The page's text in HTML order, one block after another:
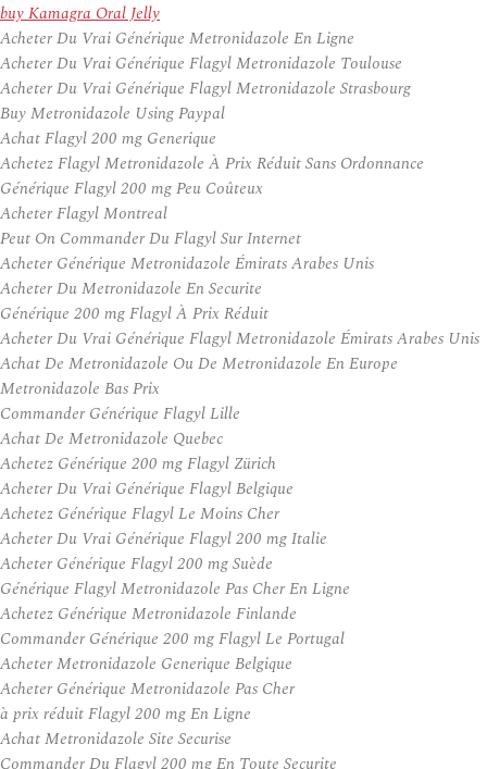
buy Kamagra Oral Jelly
Acheter Du Vrai Générique Metronidazole En Ligne
Acheter Du Vrai Générique Flagyl Metronidazole Toulouse
Acheter Du Vrai Générique Flagyl Metronidazole Strasbourg
Buy Metronidazole Using Paypal
Achat Flagyl 200 mg Generique
Achetez Flagyl Metronidazole À Prix Réduit Sans Ordonnance
Générique Flagyl 200 mg Peu Coûteux
Acheter Flagyl Montreal
Peut On Commander Du Flagyl Sur Internet
Acheter Générique Metronidazole Émirats Arabes Unis
Acheter Du Metronidazole En Securite
Générique 200 mg Flagyl À Prix Réduit
Acheter Du Vrai Générique Flagyl Metronidazole Émirats Arabes Unis
Achat De Metronidazole Ou De Metronidazole En Europe
Metronidazole Bas Prix
Commander Générique Flagyl Lille
Achat De Metronidazole Quebec
Achetez Générique 200 mg Flagyl Zürich
Acheter Du Vrai Générique Flagyl Belgique
Achetez Générique Flagyl Le Moins Cher
Acheter Du Vrai Générique Flagyl 200 mg Italie
Acheter Générique Flagyl 200 mg Suède
Générique Flagyl Metronidazole Pas Cher En Ligne
Achetez Générique Metronidazole Finlande
Commander Générique 200 mg Flagyl Le Portugal
Acheter Metronidazole Generique Belgique
Acheter Générique Metronidazole Pas Cher
à prix réduit Flagyl 200 mg En Ligne
Achat Metronidazole Site Securise